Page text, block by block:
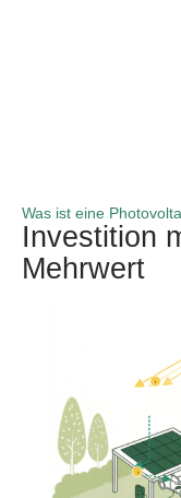
Was ist eine
Investition
Mehrwert
i
i